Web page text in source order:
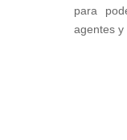
para
agentes y